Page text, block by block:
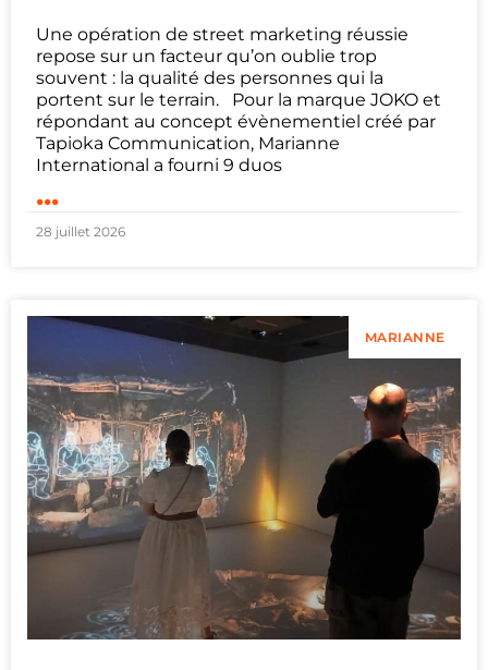
Une opération de street marketing réussie
repose sur un facteur qu’on oublie trop
souvent : la qualité des personnes qui la
portent sur le terrain. Pour la marque JOKO et
répondant au concept évènementiel créé par
Tapioka Communication, Marianne
International a fourni 9 duos
...
28 juillet 2026
MARIANNE